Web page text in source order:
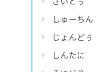
しゅーちん
じょんどぅ
しんたに